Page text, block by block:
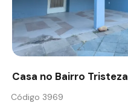
Casa no Bairro Tristeza
Código 3969